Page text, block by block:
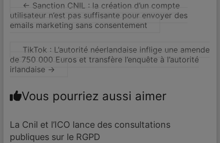
← Sanction CNIL : la création d’un compte
utilisateur n’est pas suffisante pour envoyer des
emails marketing sans consentement
TikTok : L’autorité néerlandaise inflige une amende
de 750 000 Euros et transfère l’enquête à l’autorité
irlandaise →
Vous pourriez aussi aimer
La Cnil et l’ICO lance des consultations
publiques sur le RGPD